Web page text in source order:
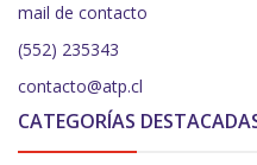
mail de contacto
(552) 235343
contacto@atp.cl
CATEGORÍAS